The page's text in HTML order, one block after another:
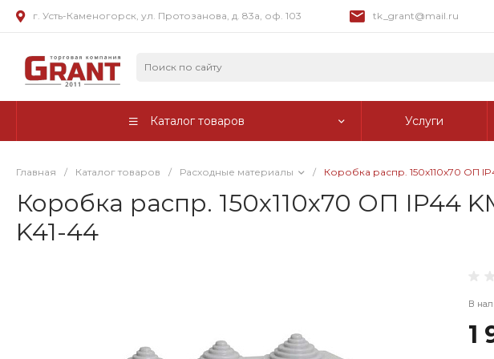
г. Усть-Каменогорск, ул. Протозанова, д. 83а, оф. 103 tk_grant@mail.ru
Каталог товаров Услуги
Главная / Каталог товаров / Расходные материалы / Коробка распр. 150х110х70 ОП
Коробка распр. 150х110х70 ОП IP44
K41-44
В
1